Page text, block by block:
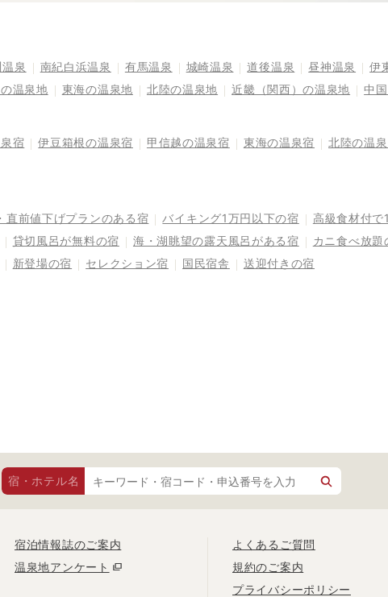
泉 南紀白浜温泉 有馬温泉 城崎温泉 道後温泉 昼神温泉
伊
温泉地 東海の温泉地 北陸の温泉地 近畿（関西）の温泉地 中
宿 伊豆箱根の温泉宿 甲信越の温泉宿 東海の温泉宿
北陸の温
直前値下げプランのある宿 バイキング1万円以下の宿
高級食材付で
貸切風呂が無料の宿 海・湖眺望の露天風呂がある宿
カニ食べ放題
新登場の宿 セレクション宿 国民宿舎 送迎付きの宿
宿・ホテル名
宿泊情報誌のご案内
温泉地アンケート
よくあるご質問
規約のご案内
プライバシーポリシー